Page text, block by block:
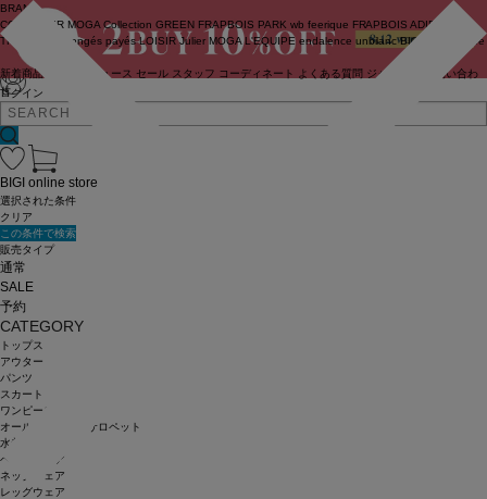
ログイン
BRAND
COUTURIER MOGA Collection GREEN FRAPBOIS PARK wb feerique FRAPBOIS ADIEU
TRISTESSE
congés payés LOISIR Julier MOGA L'EQUIPE endalence unbilanc BIGI online store
新着商品 ニュース セール スタッフ コーディネート よくある質問 ジャーナル
お問い合わ
せ
BIGI online store
選択された条件
クリア
この条件で検索
販売タイプ
通常
SALE
予約
CATEGORY
トップス
アウター
パンツ
スカート
ワンピース
オールインワン・サロペット
水着
ヘッドウェア
ネックウェア
レッグウェア